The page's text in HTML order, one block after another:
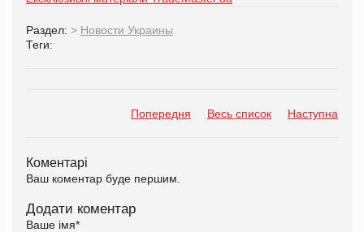
Раздел: > Новости Украины
Теги:
Попередня Весь список Наступна
Коментарі
Ваш коментар буде першим.
Додати коментар
Ваше імя*